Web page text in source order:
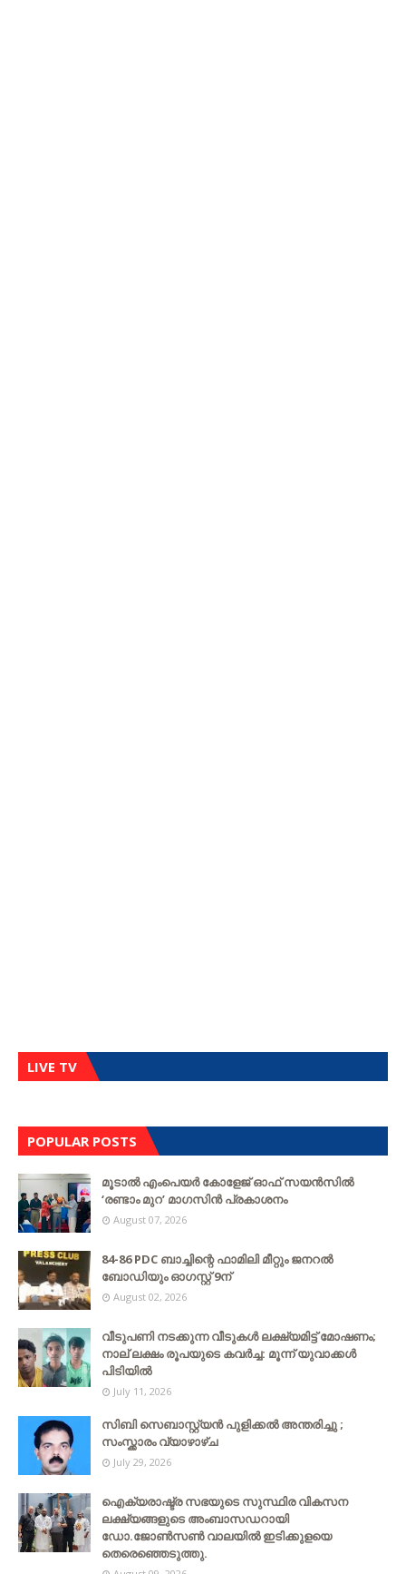
LIVE TV
POPULAR POSTS
മൂടാൽ എംപെയർ കോളേജ് ഓഫ് സയൻസിൽ
‘രണ്ടാം മുറ’ മാഗസിൻ പ്രകാശനം
August 07, 2026
84-86 PDC ബാച്ചിന്റെ ഫാമിലി മീറ്റും ജനറൽ
ബോഡിയും ഓഗസ്റ്റ് 9ന്
August 02, 2026
വീടുപണി നടക്കുന്ന വീടുകൾ ലക്ഷ്യമിട്ട് മോഷണം;
നാല് ലക്ഷം രൂപയുടെ കവർച്ച: മൂന്ന് യുവാക്കൾ
പിടിയിൽ
July 11, 2026
സിബി സെബാസ്റ്റ്യന്‍ പുളിക്കല്‍ അന്തരിച്ചു ;
സംസ്ക്കാരം വ്യാഴാഴ്ച
July 29, 2026
ഐക്യരാഷ്ട്ര സഭയുടെ സുസ്ഥിര വികസന
ലക്ഷ്യങ്ങളുടെ അംബാസഡറായി
ഡോ.ജോൺസൺ വാലയിൽ ഇടിക്കുളയെ
തെരെഞ്ഞെടുത്തു.